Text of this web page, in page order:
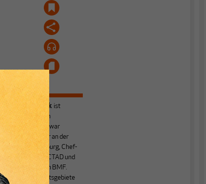
Heiner Flassbeck ist
Mitbegründer von
MAKROSKOP.Er war
Honorarprofessor an der
Universität Hamburg, Chef-
Volkswirt der UNCTAD und
Staatssekretär im BMF.
Seine Hauptarbeitsgebiete